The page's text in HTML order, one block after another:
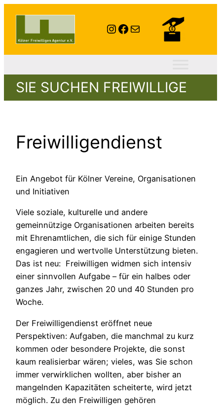
Instagram
Facebook
E-Mail
SIE SUCHEN FREIWILLIGE
Freiwilligendienst
Ein Angebot für Kölner Vereine, Organisationen
und Initiativen
Viele soziale, kulturelle und andere
gemeinnützige Organisationen arbeiten bereits
mit Ehrenamtlichen, die sich für einige Stunden
engagieren und wertvolle Unterstützung bieten.
Das ist neu: Freiwilligen widmen sich intensiv
einer sinnvollen Aufgabe – für ein halbes oder
ganzes Jahr, zwischen 20 und 40 Stunden pro
Woche.
Der Freiwilligendienst eröffnet neue
Perspektiven: Aufgaben, die manchmal zu kurz
kommen oder besondere Projekte, die sonst
kaum realisierbar wären; vieles, was Sie schon
immer verwirklichen wollten, aber bisher an
mangelnden Kapazitäten scheiterte, wird jetzt
möglich. Zu den Freiwilligen gehören